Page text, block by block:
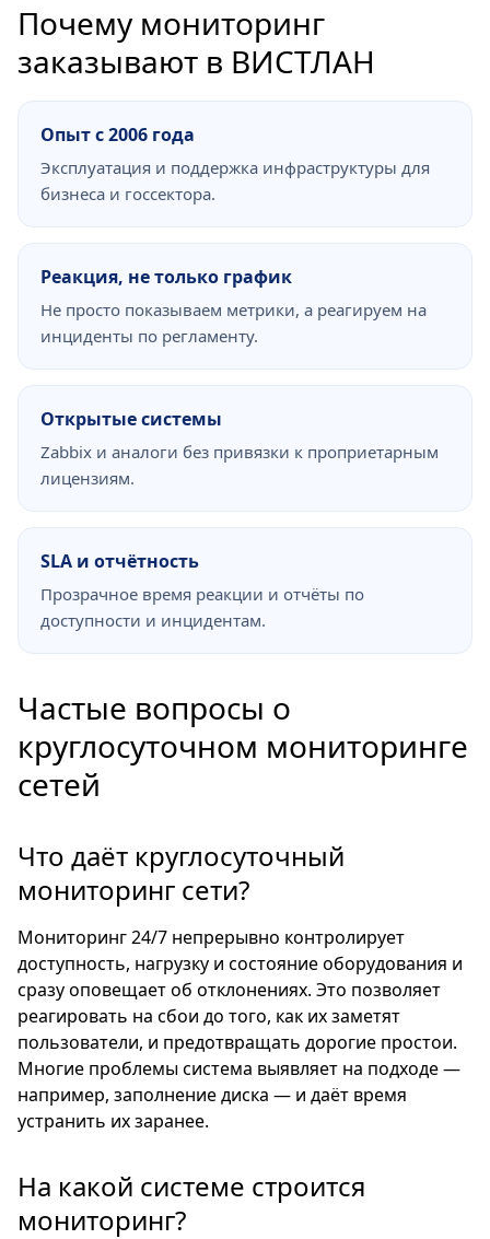
Почему мониторинг
заказывают в ВИСТЛАН
Опыт с 2006 года
Эксплуатация и поддержка инфраструктуры для
бизнеса и госсектора.
Реакция, не только график
Не просто показываем метрики, а реагируем на
инциденты по регламенту.
Открытые системы
Zabbix и аналоги без привязки к проприетарным
лицензиям.
SLA и отчётность
Прозрачное время реакции и отчёты по
доступности и инцидентам.
Частые вопросы о
круглосуточном мониторинге
сетей
Что даёт круглосуточный
мониторинг сети?
Мониторинг 24/7 непрерывно контролирует
доступность, нагрузку и состояние оборудования и
сразу оповещает об отклонениях. Это позволяет
реагировать на сбои до того, как их заметят
пользователи, и предотвращать дорогие простои.
Многие проблемы система выявляет на подходе —
например, заполнение диска — и даёт время
устранить их заранее.
На какой системе строится
мониторинг?